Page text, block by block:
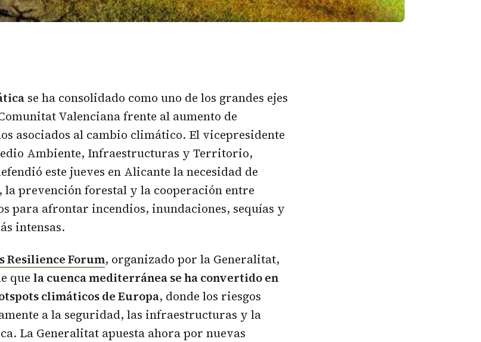
se ha consolidado como uno de los grandes ejes
Valenciana frente al aumento de
asociados al cambio climático. El vicepresidente
Ambiente, Infraestructuras y Territorio,
este jueves en Alicante la necesidad de
prevención forestal y la cooperación entre
para afrontar incendios, inundaciones, sequías y
intensas.
Resilience Forum, organizado por la Generalitat,
que la cuenca mediterránea se ha convertido en
climáticos de Europa, donde los riesgos
a la seguridad, las infraestructuras y la
La Generalitat apuesta ahora por nuevas